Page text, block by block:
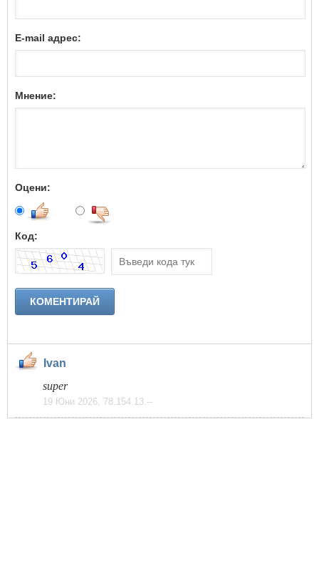
E-mail адрес:
Мнение:
Оцени:
Код:
Ivan
super
19 Юни 2026, 78.154.13.--